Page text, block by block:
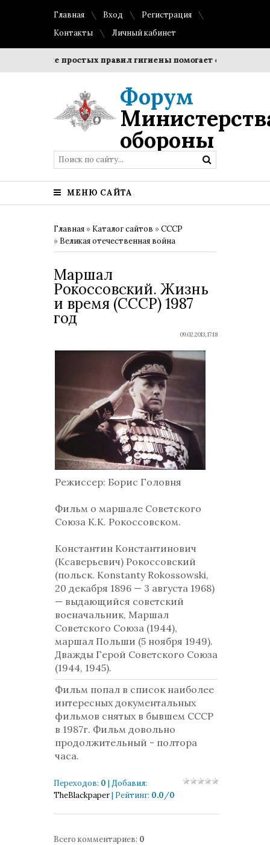
Главная Вход
Регистрация
Контакты
Личный кабинет
простых правил гигиены помогает сохранить
Форум
обороны
МЕНЮ САЙТА
Главная » Каталог сайтов »СССР
» Великая отечественная война
Маршал
Рокоссовский. Жизнь
и время (СССР) 1987
год
09.02.2013, 17:18
Режиссер: Борис Головня
Фильм о маршале Советского
Союза К.К. Рокоссовском.
Константин Константинович
(Ксаверьевич) Рокоссовский
(польск. Konstanty Rokossowski,
20 декабря 1896 — 3 августа 1968)
— выдающийся советский
военачальник, Маршал
Советского Союза (1944),
маршал Польши (5 ноября 1949).
Дважды Герой Советского Союза
(1944, 1945).
Фильм попал в список наиболее
интересных документальных
фильмов снятых в бывшем СССР
в 1987г. Фильм довольно
продолжительный - полтора
часа.
Переходов: 0 | Добавил:
TheBlackpaper| Рейтинг: 0.0/0
Всего комментариев: 0